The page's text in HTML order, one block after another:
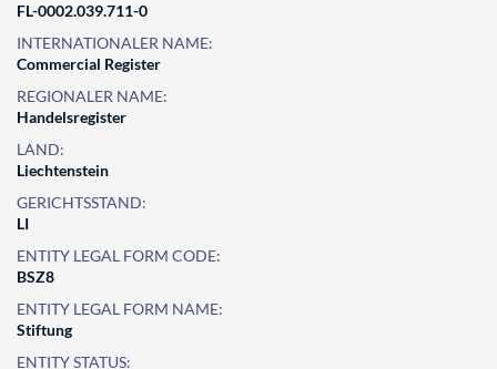
FL-0002.039.711-0
INTERNATIONALER NAME:
Commercial Register
REGIONALER NAME:
Handelsregister
LAND:
Liechtenstein
GERICHTSSTAND:
LI
ENTITY LEGAL FORM CODE:
BSZ8
ENTITY LEGAL FORM NAME:
Stiftung
ENTITY STATUS: